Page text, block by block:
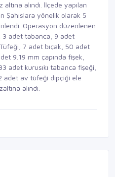
alındı. İlçede yapılan
Şahıslara yönelik olarak 5
Operasyon düzenlenen
3 adet tabanca, 9 adet
7 adet bıçak, 50 adet
9.19 mm çapında fişek,
adet kurusıkı tabanca fişeği,
adet av tüfeği dipçiği ele
alındı.